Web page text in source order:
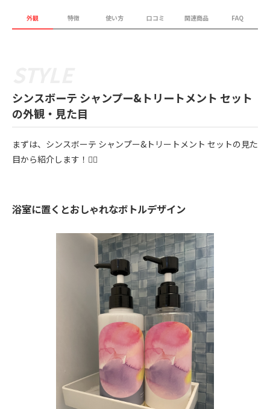
外観 特徴 使い方 口コミ 関連商品 FAQ
シンスボーテ シャンプー&トリートメント セット
の外観・見た目
まずは、シンスボーテ シャンプー&トリートメント セットの見た
目から紹介します！💁‍♀️
浴室に置くとおしゃれなボトルデザイン